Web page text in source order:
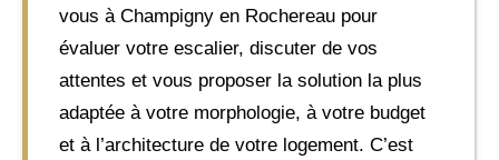
vous à Champigny en Rochereau pour
évaluer votre escalier, discuter de vos
attentes et vous proposer la solution la plus
adaptée à votre morphologie, à votre budget
et à l’architecture de votre logement. C’est